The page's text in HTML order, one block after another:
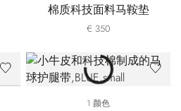
棉质科技面料马鞍垫
€ 350
1 颜色